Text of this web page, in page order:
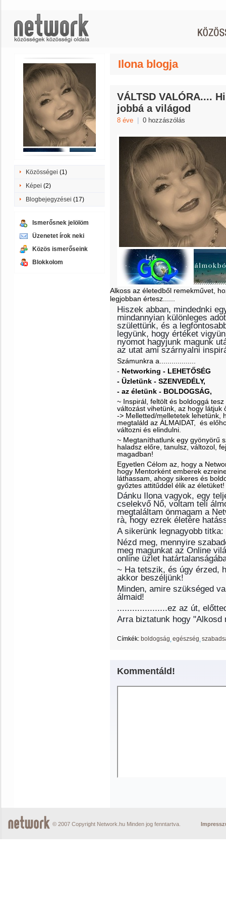
Közösségei (1)
Képei (2)
Blogbejegyzései (17)
Ismerősnek jelölöm
Üzenetet írok neki
Közös ismerőseink
Blokkolom
Ilona blogja
VÁLTSD VALÓRA....
jobbá a világod
8 éve 0 hozzászólás
Alkoss az életedből remekművet,
legjobban értesz......
Hiszek abban, mindednki
mindannyian különleges
születtünk, és a
legyünk, hogy értéket
nyomot hagyjunk magunk
az utat ami szárnyalni
Számunkra a..................
- Networking - LEHETŐSÉG
- Üzletünk - SZENVEDÉLY,
- az életünk - BOLDOGSÁG,
~ Inspirál, feltölt és boldoggá
változást vihetünk, az hogy látjuk
-> Melletted/melletetek lehetünk,
megtaláld az ÁLMAIDAT,
és
változni és elindulni.
~ Megtaníthatlunk egy gyönyörű
haladsz előre, tanulsz, változol,
magadban!
Egyetlen Célom az, hogy a
hogy Mentorként emberek
láthassam, ahogy sikeres és
győztes attitűddel élik az életüket!
Dánku Ilona vagyok, egy
cselekvő Nő, voltam teli
megtaláltam önmagam a
rà, hogy ezrek életére
A sikerünk legnagyobb
Nézd meg, mennyire
meg magunkat az Online
online üzlet
~ Ha tetszik, és úgy érzed,
akkor beszéljünk!
Minden, amire szükséged
álmaid!
....................ez az út,
Arra biztatunk hogy "Alkosd
Címkék: boldogság egészség
Kommentáld!
© 2007 Copyright Network.hu Minden jog fenntartva.